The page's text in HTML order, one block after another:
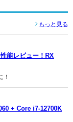
もっと見る
能レビュー！RX
！
+ Core i7-12700K